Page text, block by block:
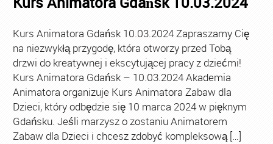
Kurs Animatora Gdańsk 10.03.2024 Zapraszamy Cię
na niezwykłą przygodę, która otworzy przed Tobą
drzwi do kreatywnej i ekscytującej pracy z dziećmi!
Kurs Animatora Gdańsk – 10.03.2024 Akademia
Animatora organizuje Kurs Animatora Zabaw dla
Dzieci, który odbędzie się 10 marca 2024 w pięknym
Gdańsku. Jeśli marzysz o zostaniu Animatorem
Zabaw dla Dzieci i chcesz zdobyć kompleksową […]